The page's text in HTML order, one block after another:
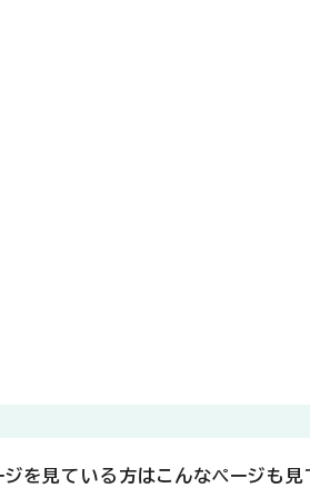
ジを見ている方はこんなページも見